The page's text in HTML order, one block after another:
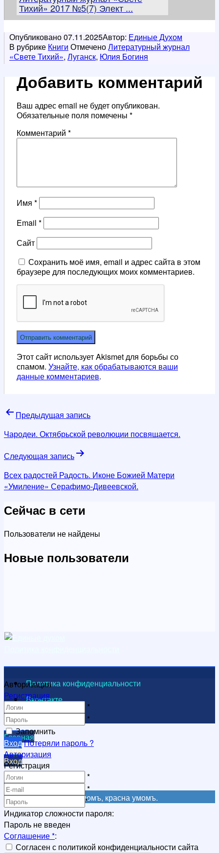
Тихий» 2017 №5(7) Элект ...
Опубликовано07.11.2025Автор: Единые Духом
В рубрике Книги ОтмеченоЛитературный журнал
«Свете Тихий», Луганск, Юлия Богиня
Добавить комментарий
Ваш адрес email не будет опубликован.
Обязательные поля помечены *
Комментарий *
Имя *
Email *
Сайт
Сохранить моё имя, email и адрес сайта в этом
браузере для последующих моих комментариев.
Этот сайт использует Akismet для борьбы со
спамом. Узнайте, как обрабатываются ваши
данные комментариев.
Навигация
по
Предыдущая запись
Чародеи. Октябрьской революции посвящается.
Следующая запись
Всех радостей Радость. Иконе Божией Матери
«Умиление» Серафимо-Дивеевской.
Сейчас в сети
Пользователи не найдены
Новые пользователи
Политика конфиденциальности
Вконтакте
Видеоканал
Главная
Вход
Вход
Регистрация
Регистрация
Не красна книга письмомъ, красна умомъ.
Авторизация
Регистрация
*
*
Запомнить
Вход Потеряли пароль ?
Авторизация
Регистрация
*
*
*
Индикатор сложности пароля:
Пароль не введен
Соглашение*:
Согласен с политикой конфиденциальности сайта